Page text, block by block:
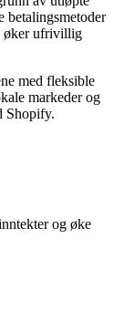
betalingsmetoder
øker ufrivillig
med fleksible
markeder og
Shopify.
og øke